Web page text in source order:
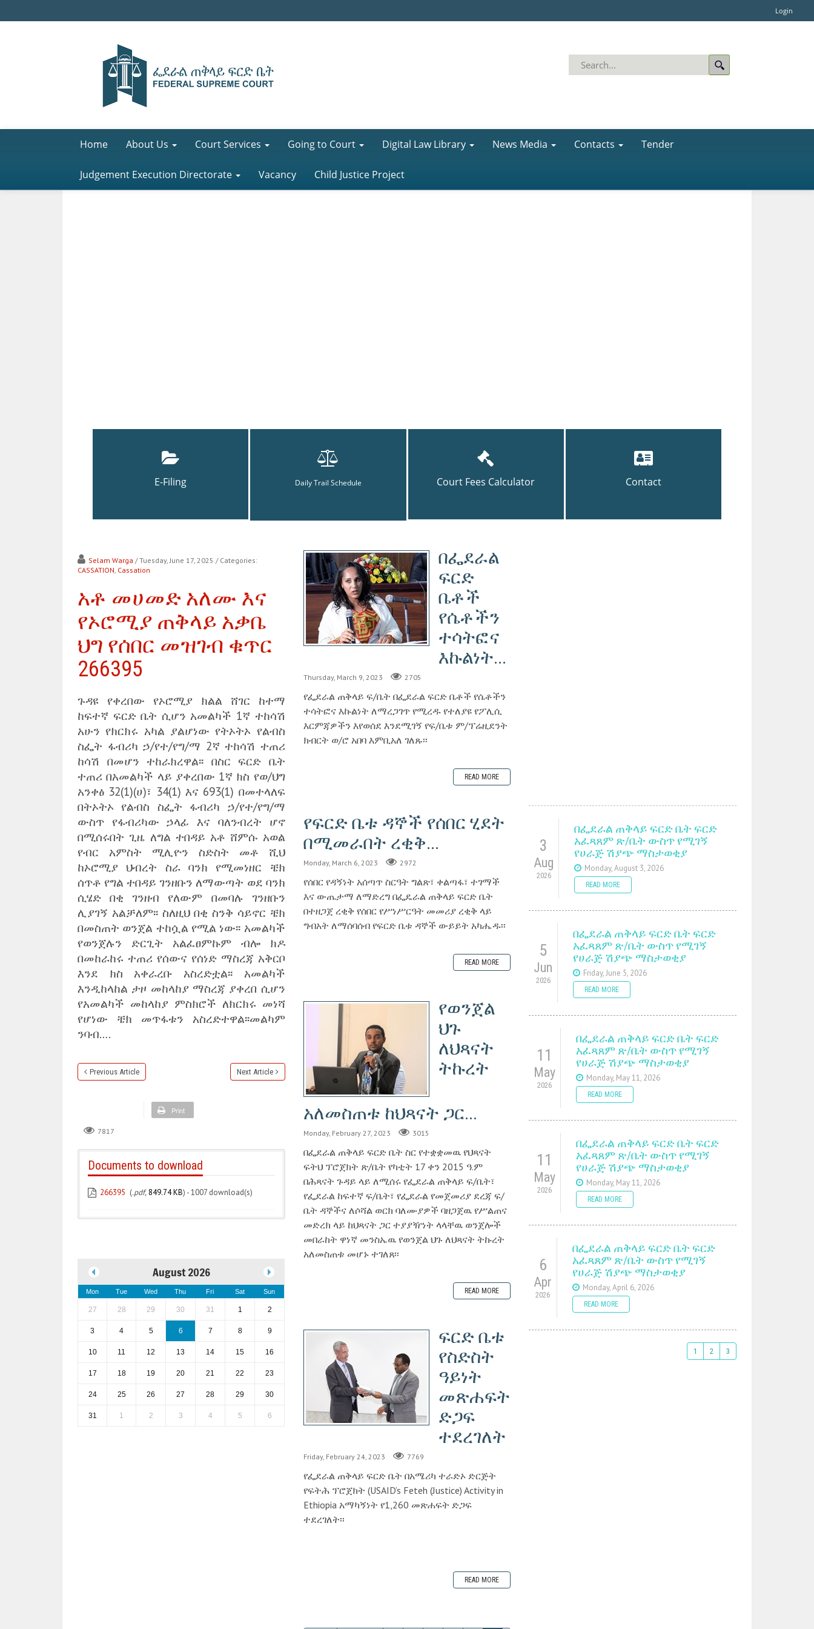
Login
Home About Us Court Services Going to Court Digital Law Library News Media Contacts Tender
Judgement Execution Directorate Vacancy Child Justice Project
E-Filing Daily Trail Schedule Court Fees Calculator Contact
Selam Warga / Tuesday, June 17, 2025 / Categories:
CASSATION, Cassation
አቶ መሀመድ አለሙ እና
የኦሮሚያ ጠቅላይ አቃቤ
ህግ የሰበር መዝገብ ቁጥር
266395
ጉዳዩ የቀረበው የኦሮሚያ ክልል ሸገር ከተማ
ከፍተኛ ፍርድ ቤት ሲሆን አመልካች 1ኛ ተከሳሽ
አሁን የክርክሩ አካል ያልሆነው የትኦትኦ የልብስ
ስፌት ፋብሪካ ኃ/የተ/የግ/ማ 2ኛ ተከሳሽ ተጠሪ
ከሳሽ በመሆን ተከራክረዋል፡፡ በስር ፍርድ ቤት
ተጠሪ በአመልካች ላይ ያቀረበው 1ኛ ክስ የወ/ህግ
አንቀፅ 32(1)(ሀ)፣ 34(1) እና 693(1) በመተላለፍ
በትኦትኦ የልብስ ስፌት ፋብሪካ ኃ/የተ/የግ/ማ
ውስጥ የፋብሪካው ኃላፊ እና ባለንብረት ሆኖ
በሚሰሩበት ጊዜ ለግል ተበዳይ አቶ ሸምሱ አወል
የብር አምስት ሚሊዮን ስድስት መቶ ሺህ
ከኦሮሚያ ህብረት ስራ ባንክ የሚመነዘር ቼክ
ሰጥቶ የግል ተበዳይ ገንዘቡን ለማውጣት ወደ ባንክ
ሲሄድ በቂ ገንዘብ የለውም በመባሉ ገንዘቡን
ሊያገኝ አልቻለም፡፡ ስለዚህ በቂ ስንቅ ሳይኖር ቼክ
በመስጠት ወንጀል ተከሷል የሚል ነው፡፡ አመልካች
የወንጀሉን ድርጊት አልፈፀምኩም ብሎ ክዶ
በመከራከሩ ተጠሪ የሰውና የሰነድ ማስረጃ አቅርቦ
እንደ ክስ አቀራረቡ አስረድቷል፡፡ አመልካች
እንዲከላከል ታዞ መከላከያ ማስረጃ ያቀረበ ሲሆን
የአመልካች መከላከያ ምስክሮች ለክርክሩ መነሻ
የሆነው ቼክ መጥፋቱን አስረድተዋል፡፡መልካም
ንባብ….
Previous Article Next Article
Print
7817
Documents to download
266395 (.pdf, 849.74 KB) - 1007 download(s)
August 2026
Mon Tue Wed Thu Fri Sat Sun
27 28 29 30 31 1 2
3 4 5 6 7 8 9
10 11 12 13 14 15 16
17 18 19 20 21 22 23
24 25 26 27 28 29 30
31 1 2 3 4 5 6
በፌደራል
ፍርድ
ቤቶች
የሴቶችን
ተሳትፎና
እኩልነት...
Thursday, March 9, 2023 2705
የፌደራል ጠቅላይ ፍ/ቤት በፌደራል ፍርድ ቤቶች የሴቶችን
ተሳትፎና እኩልነት ለማረጋገጥ የሚረዱ የተለያዩ የፖሊሲ
እርምጃዎችን እየወሰደ እንደሚገኝ የፍ/ቤቱ ም/ፕሬዚደንት
ክብርት ወ/ሮ አበባ እምቢአለ ገለጹ፡፡
READ MORE
የፍርድ ቤቱ ዳኞች የሰበር ሂደት
በሚመራበት ረቂቅ...
Monday, March 6, 2023 2972
የሰበር የዳኝነት አሰጣጥ ስርዓት ግልጽ፣ ቀልጣፋ፣ ተገማች
እና ውጤታማ ለማድረግ በፌዴራል ጠቅላይ ፍርድ ቤት
በተዘጋጀ ረቂቅ የሰበር የሥነሥርዓት መመሪያ ረቂቅ ላይ
ግብአት ለማሰባሰብ የፍርድ ቤቱ ዳኞች ውይይት አካሔዱ፡፡
READ MORE
የወንጀል
ህጉ
ለህጻናት
ትኩረት
አለመስጠቱ ከህጻናት ጋር...
Monday, February 27, 2023 3015
በፌደራል ጠቅላይ ፍርድ ቤት ስር የተቋቋመዉ የህጻናት
ፍትህ ፕሮጀክት ጽ/ቤት የካቲት 17 ቀን 2015 ዓ.ም
በሕጻናት ጉዳይ ላይ ለሚሰሩ የፌደራል ጠቅላይ ፍ/ቤት፣
የፌደራል ከፍተኛ ፍ/ቤት፣ የፌደራል የመጀመሪያ ደረጃ ፍ/
ቤት ዳኞችና ለሶሻል ወርክ ባለሙያዎች ባዘጋጀዉ የሥልጠና
መድረክ ላይ ከህጻናት ጋር ተያያዥነት ላላቸዉ ወንጀሎች
መበራከት ዋነኛ መንስኤዉ የወንጀል ህጉ ለህጻናት ትኩረት
አለመስጠቱ መሆኑ ተገለጸ፡፡
READ MORE
ፍርድ ቤቱ
የስድስት
ዓይነት
መጽሐፍት
ድጋፍ
ተደረገለት
Friday, February 24, 2023 7769
የፌደራል ጠቅላይ ፍርድ ቤት በአሜሪካ ተራድኦ ድርጅት
የፍትሕ ፕሮጀክት (USAID’s Feteh (Justice) Activity in
Ethiopia አማካኝነት የ1,260 መጽሐፍት ድጋፍ
ተደረገለት፡፡
READ MORE
3
Aug
2026
በፌደራል ጠቅላይ ፍርድ ቤት ፍርድ
አፈጻጸም ጽ/ቤት ውስጥ የሚገኝ
የሀራጅ ሽያጭ ማስታወቂያ
Monday, August 3, 2026
READ MORE
5
Jun
2026
በፌደራል ጠቅላይ ፍርድ ቤት ፍርድ
አፈጻጸም ጽ/ቤት ውስጥ የሚገኝ
የሀራጅ ሽያጭ ማስታወቂያ
Friday, June 5, 2026
READ MORE
11
May
2026
በፌደራል ጠቅላይ ፍርድ ቤት ፍርድ
አፈጻጸም ጽ/ቤት ውስጥ የሚገኝ
የሀራጅ ሽያጭ ማስታወቂያ
Monday, May 11, 2026
READ MORE
11
May
2026
በፌደራል ጠቅላይ ፍርድ ቤት ፍርድ
አፈጻጸም ጽ/ቤት ውስጥ የሚገኝ
የሀራጅ ሽያጭ ማስታወቂያ
Monday, May 11, 2026
READ MORE
6
Apr
2026
በፌደራል ጠቅላይ ፍርድ ቤት ፍርድ
አፈጻጸም ጽ/ቤት ውስጥ የሚገኝ
የሀራጅ ሽያጭ ማስታወቂያ
Monday, April 6, 2026
READ MORE
1 2 3